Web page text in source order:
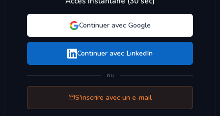
Continuer avec Google
Continuer avec LinkedIn
ou
S'inscrire avec un e-mail